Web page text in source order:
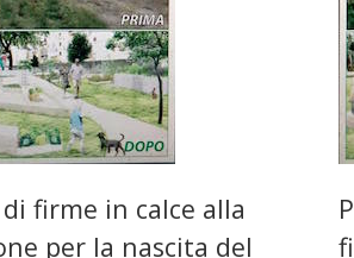
firme in calce alla
per la nascita del